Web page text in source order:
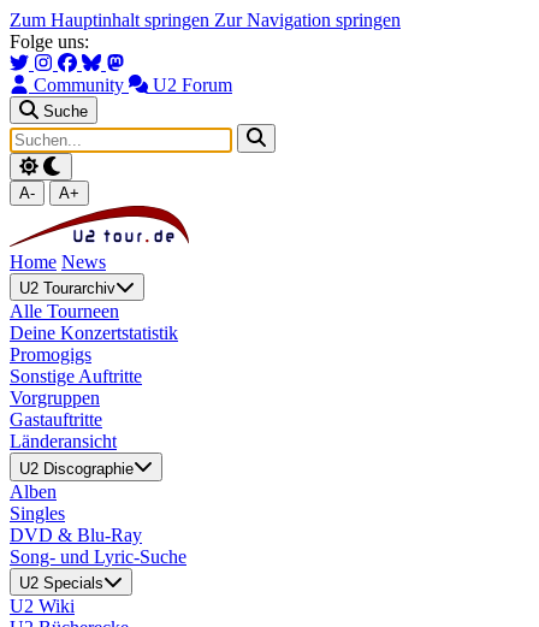
Zum Hauptinhalt springen Zur Navigation springen
Folge uns:
Community U2 Forum
Suche
A- A+
Home News
U2 Tourarchiv
Alle Tourneen
Deine Konzertstatistik
Promogigs
Sonstige Auftritte
Vorgruppen
Gastauftritte
Länderansicht
U2 Discographie
Alben
Singles
DVD & Blu-Ray
Song- und Lyric-Suche
U2 Specials
U2 Wiki